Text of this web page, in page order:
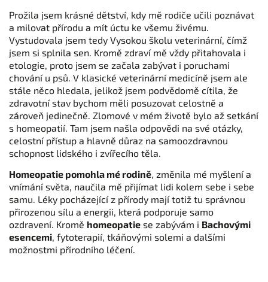
Prožila jsem krásné dětství, kdy mě rodiče učili poznávat
a milovat přírodu a mít úctu ke všemu živému.
Vystudovala jsem tedy Vysokou školu veterinární, čímž
jsem si splnila sen. Kromě zdraví mě vždy přitahovala i
etologie, proto jsem se začala zabývat i poruchami
chování u psů. V klasické veterinární medicíně jsem ale
stále něco hledala, jelikož jsem podvědomě cítila, že
zdravotní stav bychom měli posuzovat celostně a
zároveň jedinečně. Zlomové v mém životě bylo až setkání
s homeopatií. Tam jsem našla odpovědi na své otázky,
celostní přístup a hlavně důraz na samoozdravnou
schopnost lidského i zvířecího těla.
Homeopatie pomohla mé rodině, změnila mé myšlení a
vnímání světa, naučila mě přijímat lidi kolem sebe i sebe
samu. Léky pocházející z přírody mají totiž tu správnou
přirozenou sílu a energii, která podporuje samo
ozdravení. Kromě homeopatie se zabývám i Bachovými
esencemi, fytoterapií, tkáňovými solemi a dalšími
možnostmi přírodního léčení.